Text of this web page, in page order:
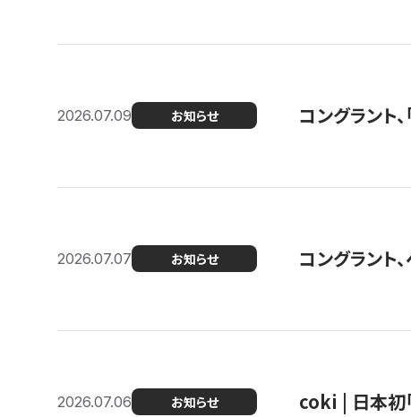
2026.07.09 お知らせ コングラント
2026.07.07 お知らせ コングラント
2026.07.06 お知らせ coki | 日本初